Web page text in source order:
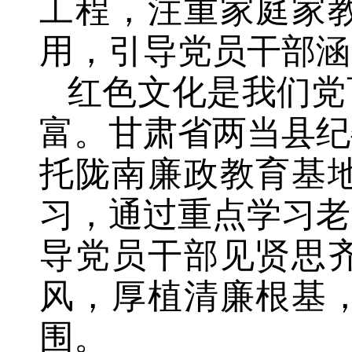
工程，注重家庭家
用，引导党员干部
红色文化是我们
富。甘肃省两当县
托陇南廉政教育基
习，通过重点学习
导党员干部见贤思
风，厚植清廉根基
围。